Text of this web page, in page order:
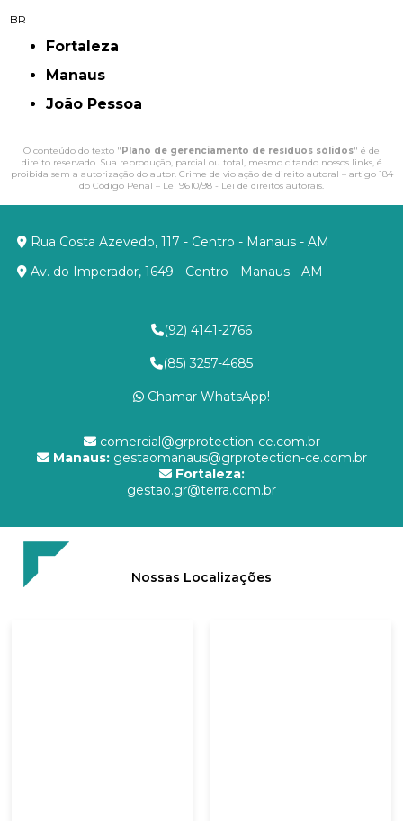
BR
Fortaleza
Manaus
João Pessoa
O conteúdo do texto "Plano de gerenciamento de resíduos sólidos" é de
direito reservado. Sua reprodução, parcial ou total, mesmo citando nossos links, é
proibida sem a autorização do autor. Crime de violação de direito autoral – artigo 184
do Código Penal – Lei 9610/98 - Lei de direitos autorais.
Rua Costa Azevedo, 117 - Centro - Manaus - AM
Av. do Imperador, 1649 - Centro - Manaus - AM
(92) 4141-2766
(85) 3257-4685
Chamar WhatsApp!
comercial@grprotection-ce.com.br
Manaus:gestaomanaus@grprotection-ce.com.br
Fortaleza:
gestao.gr@terra.com.br
Nossas Localizações